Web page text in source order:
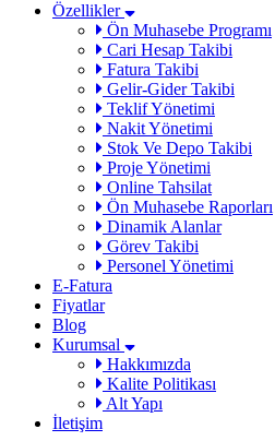
Özellikler
Ön Muhasebe Programı
Cari Hesap Takibi
Fatura Takibi
Gelir-Gider Takibi
Teklif Yönetimi
Nakit Yönetimi
Stok Ve Depo Takibi
Proje Yönetimi
Online Tahsilat
Ön Muhasebe Raporları
Dinamik Alanlar
Görev Takibi
Personel Yönetimi
E-Fatura
Fiyatlar
Blog
Kurumsal
Hakkımızda
Kalite Politikası
Alt Yapı
İletişim